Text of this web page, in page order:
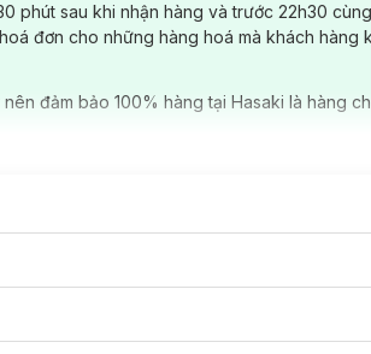
phút sau khi nhận hàng và trước 22h30
đơn cho những hàng hoá mà khách hàng
đảm bảo 100% hàng tại Hasaki là hàng